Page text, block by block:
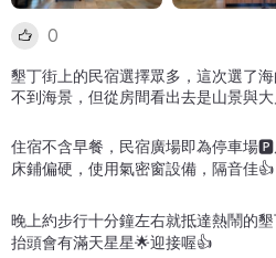
0
墾丁街上的民宿選擇眾多，這次選了
不到海景，但從房間看出去是山景與大
住宿不含早餐，民宿廣場即為停車場🅿️
床鋪偏硬，使用氣密窗設備，隔音佳👍
晚上約步行十分鐘左右就抵達熱鬧的
抬頭會有滿天星星🌟迎接喔👍